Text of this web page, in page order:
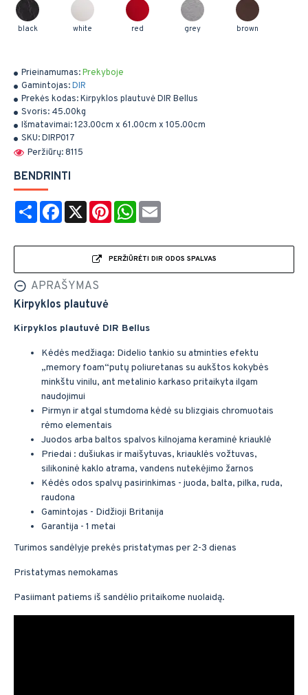
Prieinamumas:Prekyboje
Gamintojas:DIR
Prekės kodas:Kirpyklos plautuvė DIR Bellus
Svoris: 45.00kg
Išmatavimai:123.00cm x 61.00cm x 105.00cm
SKU:DIRP017
Peržiūrų: 8115
black white red grey brown
BENDRINTI
Share Facebook
X PinterestWhatsApp
PERŽIŪRĖTI DIR ODOS SPALVAS
APRAŠYMAS
Kirpyklos plautuvė
Kirpyklos plautuvė DIR Bellus
Kėdės medžiaga: Didelio tankio su atminties efektu
„memory foam“putų poliuretanas su aukštos kokybės
minkštu vinilu, ant metalinio karkaso pritaikyta ilgam
naudojimui
Pirmyn ir atgal stumdoma kėdė su blizgiais chromuotais
rėmo elementais
Juodos arba baltos spalvos kilnojama keraminė kriauklė
Priedai : dušiukas ir maišytuvas, kriauklės vožtuvas,
silikoninė kaklo atrama, vandens nutekėjimo žarnos
Kėdės odos spalvų pasirinkimas - juoda, balta, pilka, ruda,
raudona
Gamintojas - Didžioji Britanija
Garantija - 1 metai
Turimos sandėlyje prekės pristatymas per 2-3 dienas
Pristatymas nemokamas
Pasiimant patiems iš sandėlio pritaikome nuolaidą.